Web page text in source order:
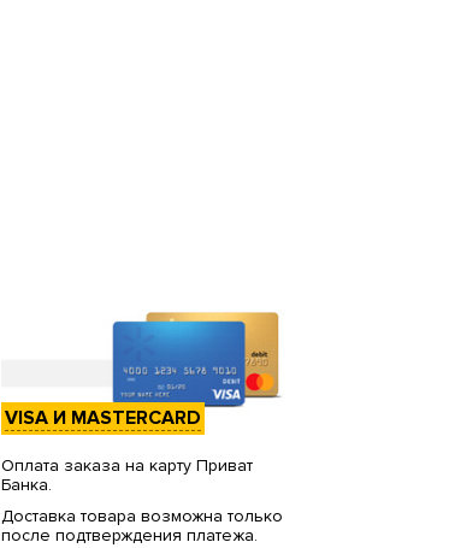
VISA И MASTERCARD
Оплата заказа на карту Приват
Банка.
Доставка товара возможна только
после подтверждения платежа.